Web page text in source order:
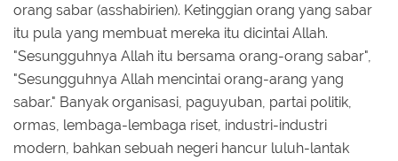
orang sabar (asshabirien). Ketinggian orang yang sabar
itu pula yang membuat mereka itu dicintai Allah.
"Sesungguhnya Allah itu bersama orang-orang sabar",
"Sesungguhnya Allah mencintai orang-arang yang
sabar." Banyak organisasi, paguyuban, partai politik,
ormas, lembaga-lembaga riset, industri-industri
modern, bahkan sebuah negeri hancur luluh-lantak